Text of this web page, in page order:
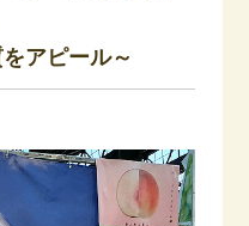
アピール～